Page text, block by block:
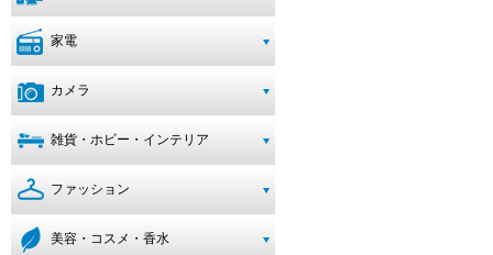
家電
カメラ
雑貨・ホビー・インテリア
ファッション
美容・コスメ・香水